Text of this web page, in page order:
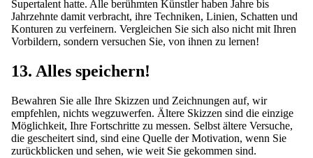
Supertalent hatte. Alle berühmten Künstler haben Jahre bis
Jahrzehnte damit verbracht, ihre Techniken, Linien, Schatten und
Konturen zu verfeinern. Vergleichen Sie sich also nicht mit Ihren
Vorbildern, sondern versuchen Sie, von ihnen zu lernen!
13. Alles speichern!
Bewahren Sie alle Ihre Skizzen und Zeichnungen auf, wir
empfehlen, nichts wegzuwerfen. Ältere Skizzen sind die einzige
Möglichkeit, Ihre Fortschritte zu messen. Selbst ältere Versuche,
die gescheitert sind, sind eine Quelle der Motivation, wenn Sie
zurückblicken und sehen, wie weit Sie gekommen sind.